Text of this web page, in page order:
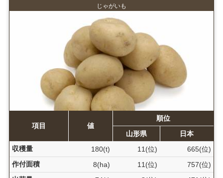
じゃがいも
項目 値
順位
山形県
日本
収穫量
180(t) 11(位)
665(位)
作付面積
8(ha) 11(位)
757(位)